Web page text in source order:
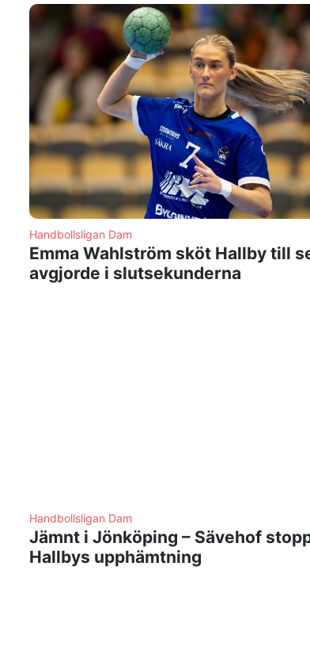
Handbollsligan Dam
Emma Wahlström sköt Hallby till
avgjorde i slutsekunderna
Handbollsligan Dam
Jämnt i Jönköping – Sävehof
Hallbys upphämtning